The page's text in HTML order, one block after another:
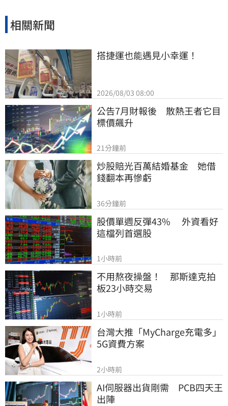
相關新聞
搭捷運也能遇見小幸運！
2026/08/03 08:00
公告7月財報後　散熱王者它目
標價飆升
21分鐘前
炒股賠光百萬結婚基金　她借
錢翻本再慘虧
36分鐘前
股價單週反彈43%　 外資看好
這檔列首選股
1小時前
不用熬夜操盤！　那斯達克拍
板23小時交易
1小時前
台灣大推「MyCharge充電多」
5G資費方案
2小時前
AI伺服器出貨剛需　PCB四天王
出陣